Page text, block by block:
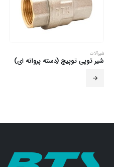
شیرآلات
شیر توپی توپیچ روپیچ